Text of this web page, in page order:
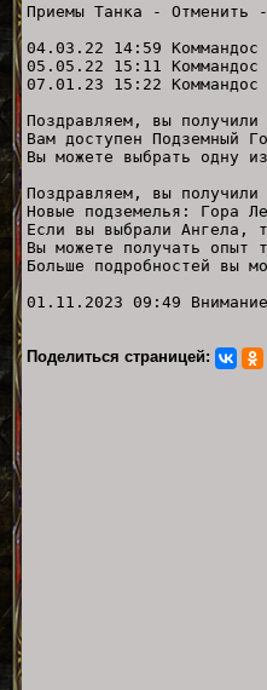
Приемы Танка -
04.03.22 14:59 Коммандос
05.05.22 15:11 Коммандос
07.01.23 15:22 Коммандос
Поздравляем, вы получили
Вам доступен Подземный
Вы можете выбрать одну
Поздравляем, вы получили
Новые подземелья: Гора
Если вы выбрали Ангела,
Вы можете получать опыт
Больше подробностей вы
01.11.2023 09:49
Поделиться страницей: